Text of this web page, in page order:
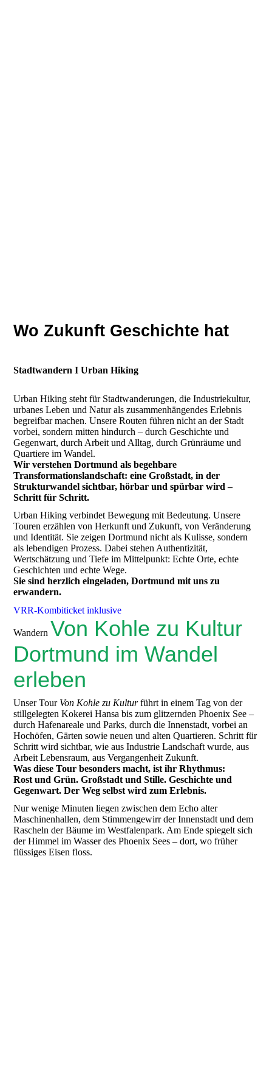
Wo Zukunft Geschichte hat
Stadtwandern I Urban Hiking
Urban Hiking steht für Stadtwanderungen, die Industriekultur,
urbanes Leben und Natur als zusammenhängendes Erlebnis
begreifbar machen. Unsere Routen führen nicht an der Stadt
vorbei, sondern mitten hindurch – durch Geschichte und
Gegenwart, durch Arbeit und Alltag, durch Grünräume und
Quartiere im Wandel.
Wir verstehen Dortmund als begehbare
Transformationslandschaft: eine Großstadt, in der
Strukturwandel sichtbar, hörbar und spürbar wird –
Schritt für Schritt.
Urban Hiking verbindet Bewegung mit Bedeutung. Unsere
Touren erzählen von Herkunft und Zukunft, von Veränderung
und Identität. Sie zeigen Dortmund nicht als Kulisse, sondern
als lebendigen Prozess. Dabei stehen Authentizität,
Wertschätzung und Tiefe im Mittelpunkt: Echte Orte, echte
Geschichten und echte Wege.
Sie sind herzlich eingeladen, Dortmund mit uns zu
erwandern.
VRR-Kombiticket inklusive
Wandern Von Kohle zu Kultur
Dortmund im Wandel
erleben
Unser Tour Von Kohle zu Kulturführt in einem Tag von der
stillgelegten Kokerei Hansa bis zum glitzernden Phoenix See –
durch Hafenareale und Parks, durch die Innenstadt, vorbei an
Hochöfen, Gärten sowie neuen und alten Quartieren. Schritt für
Schritt wird sichtbar, wie aus Industrie Landschaft wurde, aus
Arbeit Lebensraum, aus Vergangenheit Zukunft.
Was diese Tour besonders macht, ist ihr Rhythmus:
Rost und Grün. Großstadt und Stille. Geschichte und
Gegenwart. Der Weg selbst wird zum Erlebnis.
Nur wenige Minuten liegen zwischen dem Echo alter
Maschinenhallen, dem Stimmengewirr der Innenstadt und dem
Rascheln der Bäume im Westfalenpark. Am Ende spiegelt sich
der Himmel im Wasser des Phoenix Sees – dort, wo früher
flüssiges Eisen floss.